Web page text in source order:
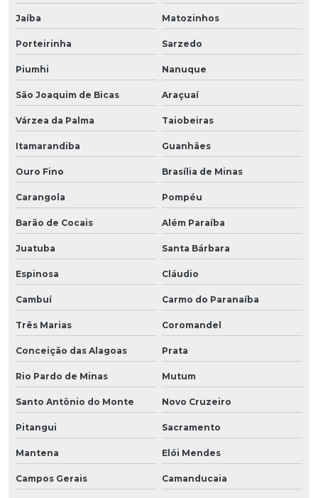
Jaíba Matozinhos
Porteirinha Sarzedo
Piumhi Nanuque
São Joaquim de Bicas Araçuaí
Várzea da Palma Taiobeiras
Itamarandiba Guanhães
Ouro Fino Brasília de Minas
Carangola Pompéu
Barão de Cocais Além Paraíba
Juatuba Santa Bárbara
Espinosa Cláudio
Cambuí Carmo do Paranaíba
Três Marias Coromandel
Conceição das Alagoas Prata
Rio Pardo de Minas Mutum
Santo Antônio do Monte Novo Cruzeiro
Pitangui Sacramento
Mantena Elói Mendes
Campos Gerais Camanducaia